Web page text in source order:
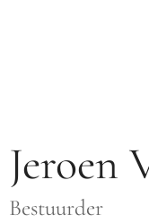
Jeroen
Bestuurder